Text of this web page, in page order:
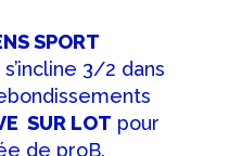
SPORT
s’incline 3/2 dans
SUR LOT pour
de proB.